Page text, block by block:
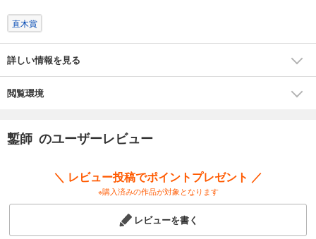
直木賞
詳しい情報を見る
閲覧環境
鏨師 のユーザーレビュー
＼ レビュー投稿でポイントプレゼント ／
※購入済みの作品が対象となります
レビューを書く